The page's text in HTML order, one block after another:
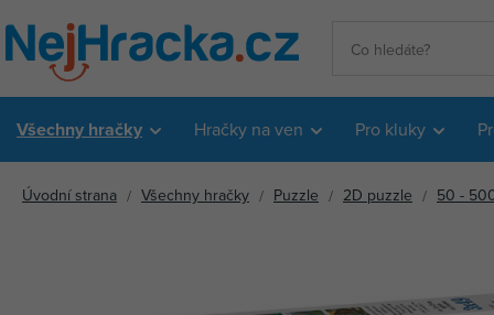
Všechny hračky Hračky na ven Pro kluky
Úvodní strana Všechny hračky Puzzle 2D puzzle 50 -